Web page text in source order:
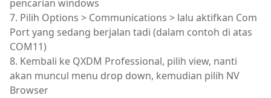
pencarian windows
7. Pilih Options > Communications > lalu aktifkan Com
Port yang sedang berjalan tadi (dalam contoh di atas
COM11)
8. Kembali ke QXDM Professional, pilih view, nanti
akan muncul menu drop down, kemudian pilih NV
Browser